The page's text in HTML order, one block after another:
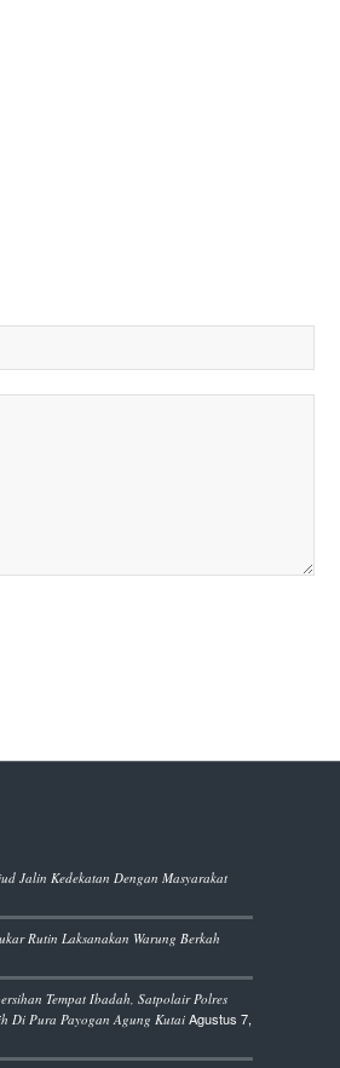
Jalin Kedekatan Dengan Masyarakat
Rutin Laksanakan Warung Berkah
Tempat Ibadah, Satpolair Polres
Di Pura Payogan Agung Kutai Agustus 7,